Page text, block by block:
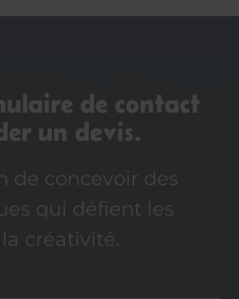
de contact
un devis.
de concevoir des
qui défient les
créativité.